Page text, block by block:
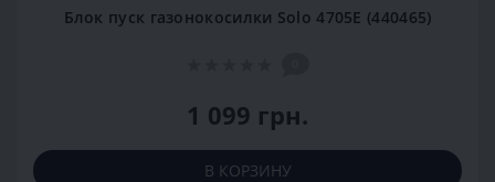
Блок пуск газонокосилки Solo 4705E (440465)
1 099 грн.
В КОРЗИНУ